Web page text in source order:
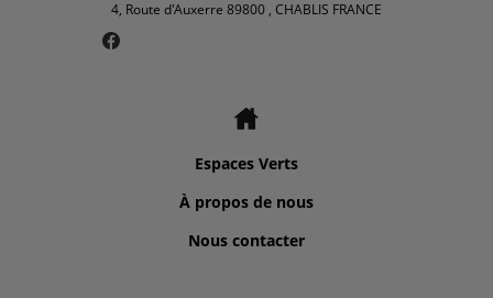
4, Route d'Auxerre 89800 , CHABLIS FRANCE
Espaces Verts
À propos de nous
Nous contacter